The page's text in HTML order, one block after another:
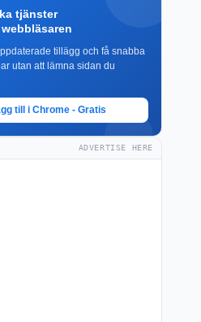
tjänster
tillägg och få snabba
utan att lämna sidan du
till i Chrome - Gratis
ADVERTISE HERE